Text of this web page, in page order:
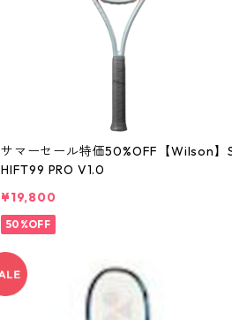
サマーセール特価50%OFF【Wilson】
HIFT99 PRO V1.0
¥19,800
50%OFF